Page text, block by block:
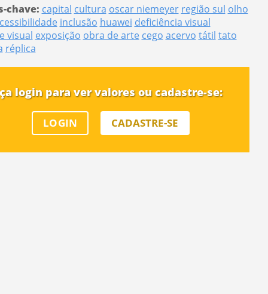
chave: capital cultura oscar niemeyer região sul olho
inclusão huawei deficiência visual
visual exposição obra de arte cego acervo tátil tato
réplica
login para ver valores ou cadastre-se:
LOGIN CADASTRE-SE